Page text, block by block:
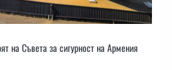
на Съвета за сигурност на Армения